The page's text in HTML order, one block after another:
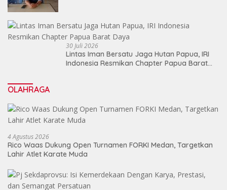
30 Juli 2026
Lintas Iman Bersatu Jaga Hutan Papua, IRI
Indonesia Resmikan Chapter Papua Barat
OLAHRAGA
4 Agustus 2026
Rico Waas Dukung Open Turnamen FORKI Medan, Targetkan
Lahir Atlet Karate Muda